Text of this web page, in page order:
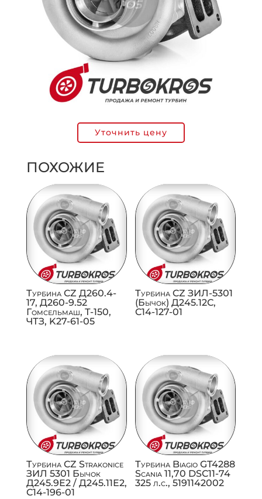
Уточнить цену
ПОХОЖИЕ
Турбина CZ Д260.4-
17, Д260-9.52
Гомсельмаш, Т-150,
ЧТЗ, K27-61-05
Турбина CZ ЗИЛ-5301
(Бычок) Д245.12С,
C14-127-01
Турбина CZ Strakonice
ЗИЛ 5301 Бычок
Д245.9Е2 / Д245.11Е2,
C14-196-01
Турбина Biagio GT4288
Scania 11,70 DSC11-74
325 л.с., 5191142002